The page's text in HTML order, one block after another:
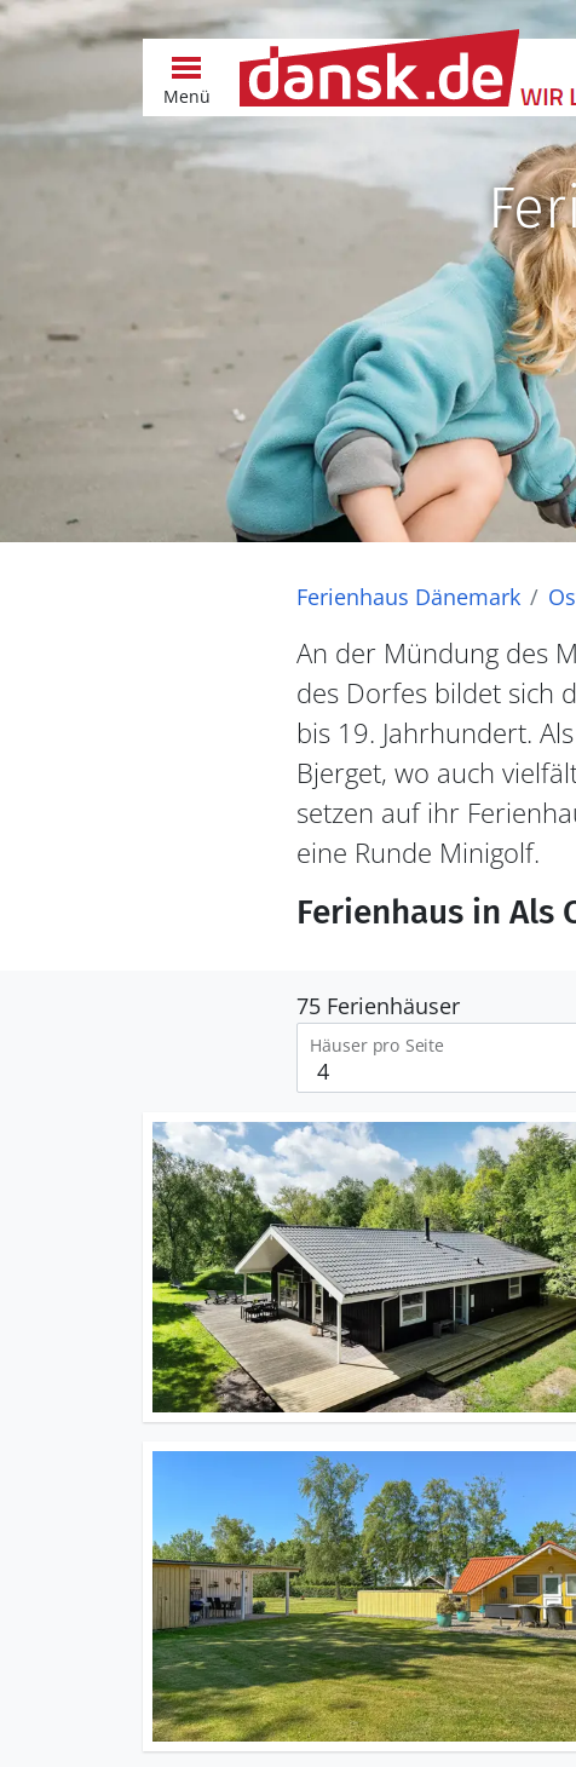
Menü
Ferienhaus Dänemark
An der Mündung des
des Dorfes bildet sich
bis 19. Jahrhundert.
Bjerget, wo auch
setzen auf ihr
eine Runde Minigolf.
Ferienhaus in
75 Ferienhäuser
Häuser pro Seite